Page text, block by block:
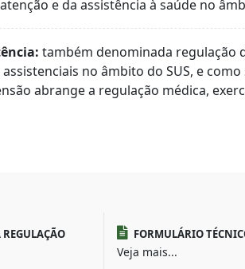
e da assistência à saúde no
também denominada regulação
no âmbito do SUS, e
abrange a regulação médica,
REGULAÇÃO FORMULÁRIO
Veja mais...